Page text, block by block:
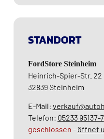
STANDORT
FordStore Steinheim
Heinrich-Spier-Str. 22
32839Steinheim
E-Mail:
Telefon: 05233 95137-7
geschlossen - öffnet